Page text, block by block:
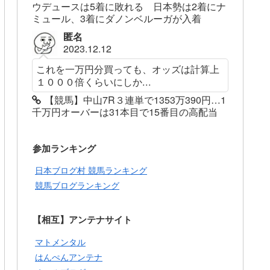
ウデュースは5着に敗れる 日本勢は2着にナ
ミュール、3着にダノンベルーガが入着
匿名
2023.12.12
これを一万円分買っても、オッズは計算上
１０００倍くらいにしか...
【競馬】中山7R３連単で1353万390円…1
千万円オーバーは31本目で15番目の高配当
参加ランキング
日本ブログ村 競馬ランキング
競馬ブログランキング
【相互】アンテナサイト
マトメンタル
はんぺんアンテナ